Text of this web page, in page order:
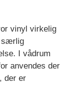
vinyl virkelig
særlig
I vådrum
anvendes der
der er